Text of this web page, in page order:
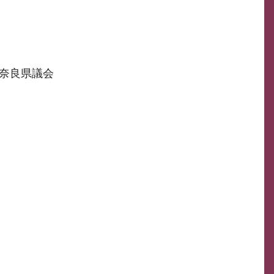
良県議会